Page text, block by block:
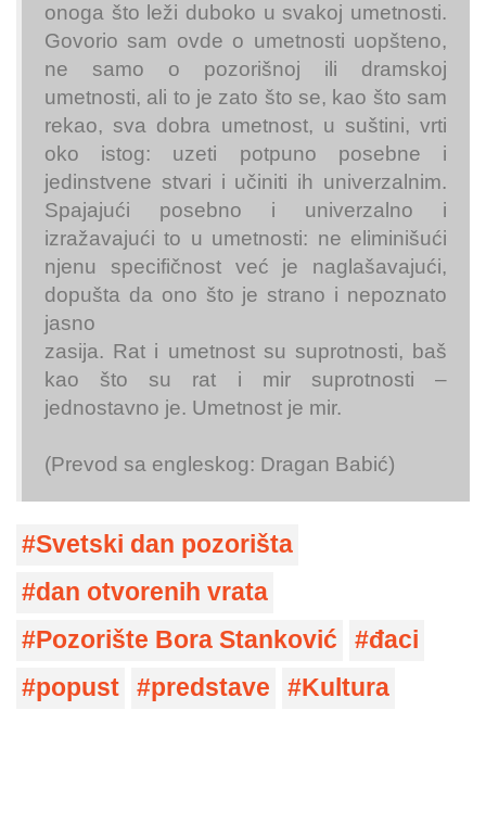
onoga što leži duboko u svakoj umetnosti.
Govorio sam ovde o umetnosti uopšteno,
ne samo o pozorišnoj ili dramskoj
umetnosti, ali to je zato što se, kao što sam
rekao, sva dobra umetnost, u suštini, vrti
oko istog: uzeti potpuno posebne i
jedinstvene stvari i učiniti ih univerzalnim.
Spajajući posebno i univerzalno i
izražavajući to u umetnosti: ne eliminišući
njenu specifičnost već je naglašavajući,
dopušta da ono što je strano i nepoznato
jasno
zasija. Rat i umetnost su suprotnosti, baš
kao što su rat i mir suprotnosti –
jednostavno je. Umetnost je mir.
(Prevod sa engleskog: Dragan Babić)
Svetski dan pozorišta
dan otvorenih vrata
Pozorište Bora Stanković
đaci
popust
predstave Kultura